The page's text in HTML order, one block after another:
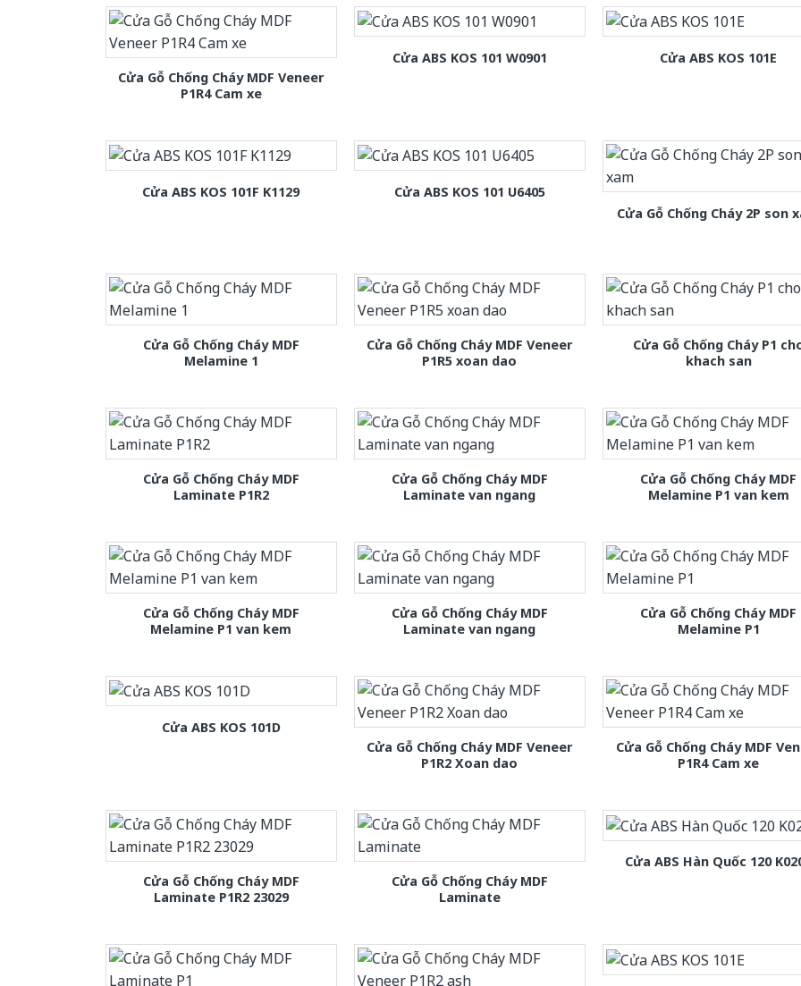
Cửa Gỗ Chống Cháy MDF Veneer
P1R4 Cam xe
Cửa ABS KOS 101 W0901 Cửa ABS KOS 101E
Cửa ABS KOS 101F K1129
Cửa ABS KOS 101 U6405
Cửa Gỗ Chống Cháy 2P son
Cửa Gỗ Chống Cháy MDF
Melamine 1
Cửa Gỗ Chống Cháy MDF Veneer
P1R5 xoan dao
Cửa Gỗ Chống Cháy P1
khach san
Cửa Gỗ Chống Cháy MDF
Laminate P1R2
Cửa Gỗ Chống Cháy MDF
Laminate van ngang
Cửa Gỗ Chống Cháy MDF
Melamine P1 van kem
Cửa Gỗ Chống Cháy MDF
Melamine P1 van kem
Cửa Gỗ Chống Cháy MDF
Laminate van ngang
Cửa Gỗ Chống Cháy MDF
Melamine P1
Cửa ABS KOS 101D
Cửa Gỗ Chống Cháy MDF Veneer
P1R2 Xoan dao
Cửa Gỗ Chống Cháy MDF
P1R4 Cam xe
Cửa Gỗ Chống Cháy MDF
Laminate P1R2 23029
Cửa Gỗ Chống Cháy MDF
Laminate
Cửa ABS Hàn Quốc 120